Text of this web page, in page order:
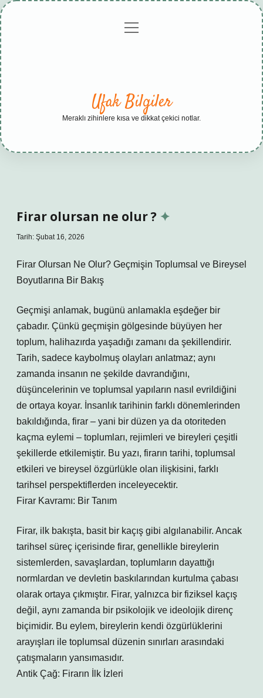
Gizlilikmenüyü
Ufak Bilgiler
Meraklı zihinlere kısa ve dikkat çekici notlar.
Firar olursan ne olur ?
Tarih: Şubat 16, 2026
Firar Olursan Ne Olur? Geçmişin Toplumsal ve Bireysel
Boyutlarına Bir Bakış
Geçmişi anlamak, bugünü anlamakla eşdeğer bir
çabadır. Çünkü geçmişin gölgesinde büyüyen her
toplum, halihazırda yaşadığı zamanı da şekillendirir.
Tarih, sadece kaybolmuş olayları anlatmaz; aynı
zamanda insanın ne şekilde davrandığını,
düşüncelerinin ve toplumsal yapıların nasıl evrildiğini
de ortaya koyar. İnsanlık tarihinin farklı dönemlerinden
bakıldığında, firar – yani bir düzen ya da otoriteden
kaçma eylemi – toplumları, rejimleri ve bireyleri çeşitli
şekillerde etkilemiştir. Bu yazı, firarın tarihi, toplumsal
etkileri ve bireysel özgürlükle olan ilişkisini, farklı
tarihsel perspektiflerden inceleyecektir.
Firar Kavramı: Bir Tanım
Firar, ilk bakışta, basit bir kaçış gibi algılanabilir. Ancak
tarihsel süreç içerisinde firar, genellikle bireylerin
sistemlerden, savaşlardan, toplumların dayattığı
normlardan ve devletin baskılarından kurtulma çabası
olarak ortaya çıkmıştır. Firar, yalnızca bir fiziksel kaçış
değil, aynı zamanda bir psikolojik ve ideolojik direnç
biçimidir. Bu eylem, bireylerin kendi özgürlüklerini
arayışları ile toplumsal düzenin sınırları arasındaki
çatışmaların yansımasıdır.
Antik Çağ: Firarın İlk İzleri